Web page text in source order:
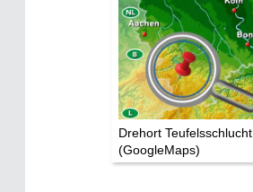
Drehort Teufelsschlucht
(GoogleMaps)